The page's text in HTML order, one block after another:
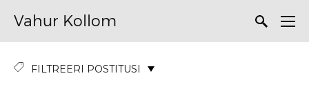
Vahur Kollom
FILTREERI POSTITUSI